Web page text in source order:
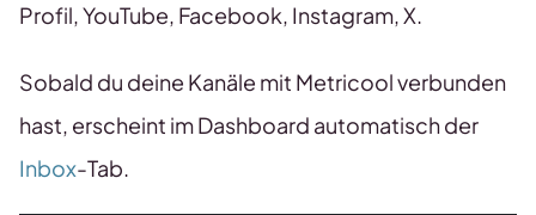
Profil, YouTube, Facebook, Instagram, X.
Sobald du deine Kanäle mit Metricool verbunden
hast, erscheint im Dashboard automatisch der
Inbox-Tab.